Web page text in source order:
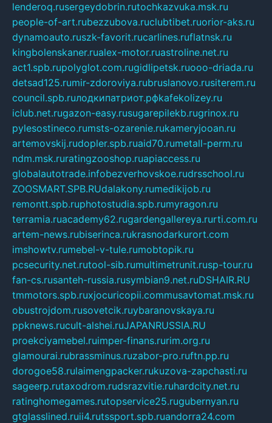
lenderoq.rusergeydobrin.rutochkazvuka.msk.ru
people-of-art.rubezzubova.ruclubtibet.ruorior-aks.ru
dynamoauto.ruszk-favorit.rucarlines.ruflatnsk.ru
kingbolenskaner.rualex-motor.ruastroline.net.ru
act1.spb.rupolyglot.com.rugidlipetsk.ruooo-driada.ru
detsad125.rumir-zdoroviya.rubruslanovo.rusiterem.ru
council.spb.ruлодкипатриот.рфkafekolizey.ru
iclub.net.rugazon-easy.rusugarepilekb.rugrinox.ru
pylesostineco.rumsts-ozarenie.rukameryjooan.ru
artemovskij.rudopler.spb.ruaid70.rumetall-perm.ru
ndm.msk.ruratingzooshop.ruapiaccess.ru
globalautotrade.infobezverhovskoe.rudrsschool.ru
ZOOSMART.SPB.RUdalakony.rumedikijob.ru
remontt.spb.ruphotostudia.spb.rumyragon.ru
terramia.ruacademy62.rugardengallereya.rurti.com.ru
artem-news.rubiserinca.rukrasnodarkurort.com
imshowtv.rumebel-v-tule.rumobtopik.ru
pcsecurity.net.rutool-sib.rumultimetrunit.rusp-tour.ru
fan-cs.rusanteh-russia.rusymbian9.net.ruDSHAIR.RU
tmmotors.spb.ruxjocuricopii.commusavtomat.msk.ru
obustrojdom.rusovetcik.ruybaranovskaya.ru
ppknews.rucult-alshei.ruJAPANRUSSIA.RU
proekciyamebel.ruimper-finans.rurim.org.ru
glamourai.rubrassminus.ruzabor-pro.ruftn.pp.ru
dorogoe58.rulaimengpacker.rukuzova-zapchasti.ru
sageerp.rutaxodrom.rudsrazvitie.ruhardcity.net.ru
ratinghomegames.rutopservice25.rugubernyan.ru
gtglasslined.ruii4.rutssport.spb.ruandorra24.com